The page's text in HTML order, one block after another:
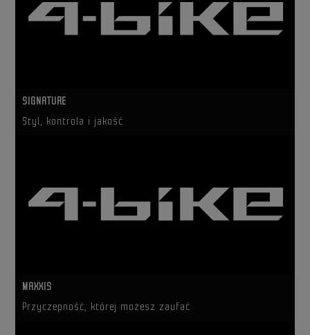
SIGNATURE
Styl, kontrola i jakość
MAXXIS
Przyczepność, której możesz zaufać